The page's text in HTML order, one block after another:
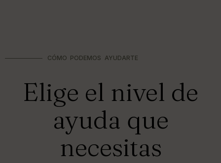
CÓMO PODEMOS AYUDARTE
Elige el nivel de
ayuda que
necesitas